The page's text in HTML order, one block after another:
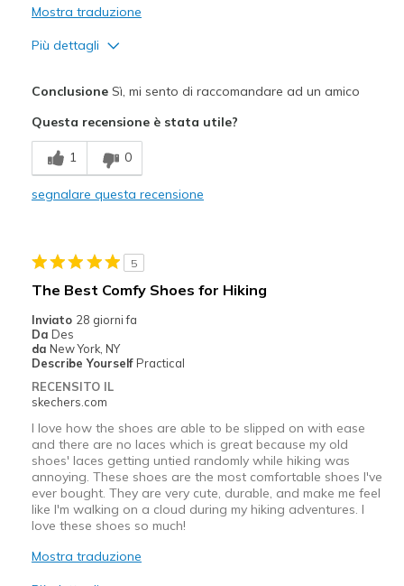
Mostra traduzione
Più dettagli
Migliori Utilizzi:
Casual Wear
Travel
Sizing
Feels true to size
View On Shoes
Shoes are for Wearing
ConclusioneSì, mi sento di raccomandare ad un amico
Questa recensione è stata utile?
1 0
segnalare questa recensione
5
The Best Comfy Shoes for Hiking
Inviato 28 giorni fa
Da Des
da New York, NY
Describe Yourself Practical
RECENSITO IL
skechers.com
I love how the shoes are able to be slipped on with ease
and there are no laces which is great because my old
shoes' laces getting untied randomly while hiking was
annoying. These shoes are the most comfortable shoes I've
ever bought. They are very cute, durable, and make me feel
like I'm walking on a cloud during my hiking adventures. I
love these shoes so much!
Mostra traduzione